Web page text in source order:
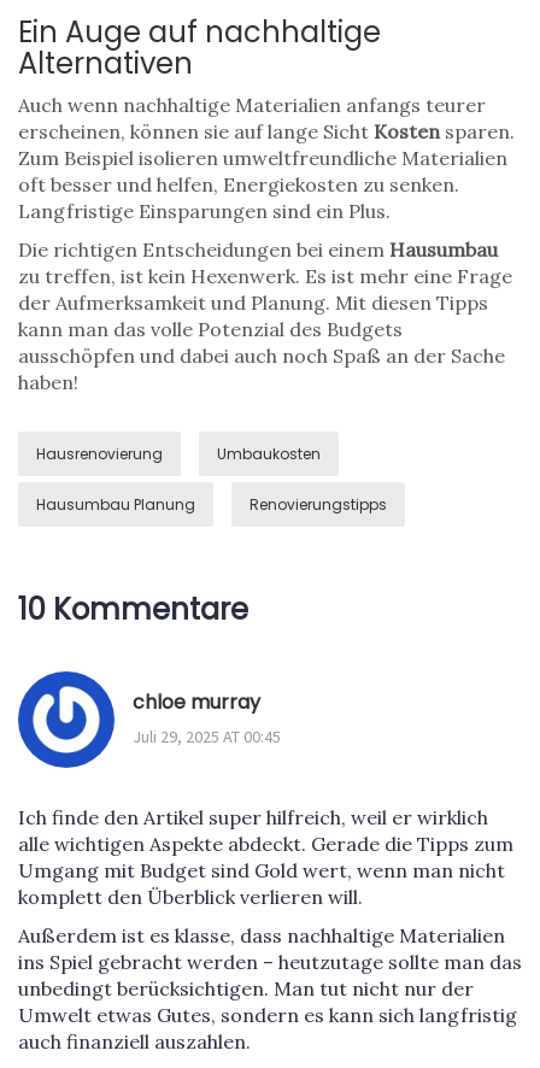
Ein Auge auf nachhaltige
Alternativen
Auch wenn nachhaltige Materialien anfangs teurer
erscheinen, können sie auf lange Sicht Kostensparen.
Zum Beispiel isolieren umweltfreundliche Materialien
oft besser und helfen, Energiekosten zu senken.
Langfristige Einsparungen sind ein Plus.
Die richtigen Entscheidungen bei einem Hausumbau
zu treffen, ist kein Hexenwerk. Es ist mehr eine Frage
der Aufmerksamkeit und Planung. Mit diesen Tipps
kann man das volle Potenzial des Budgets
ausschöpfen und dabei auch noch Spaß an der Sache
haben!
Hausrenovierung Umbaukosten
Hausumbau Planung Renovierungstipps
10 Kommentare
chloe murray
Juli 29, 2025 AT 00:45
Ich finde den Artikel super hilfreich, weil er wirklich
alle wichtigen Aspekte abdeckt. Gerade die Tipps zum
Umgang mit Budget sind Gold wert, wenn man nicht
komplett den Überblick verlieren will.
Außerdem ist es klasse, dass nachhaltige Materialien
ins Spiel gebracht werden – heutzutage sollte man das
unbedingt berücksichtigen. Man tut nicht nur der
Umwelt etwas Gutes, sondern es kann sich langfristig
auch finanziell auszahlen.